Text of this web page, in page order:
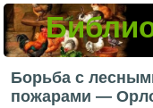
Борьба с
пожарами —